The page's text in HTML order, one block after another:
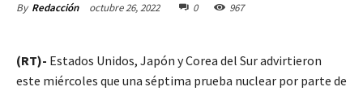
By Redacción octubre 26, 2022 0 967
(RT)- Estados Unidos, Japón y Corea del Sur advirtieron
este miércoles que una séptima prueba nuclear por parte de